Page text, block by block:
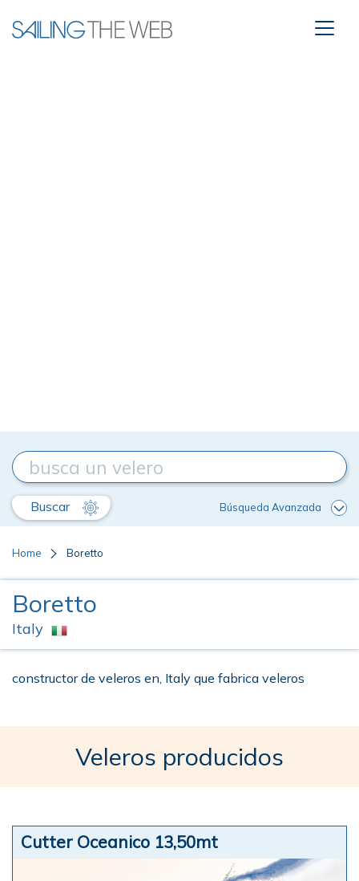
Buscar Búsqueda Avanzada
Home Boretto
Boretto
Italy
constructor de veleros en, Italy que fabrica veleros
Veleros producidos
Cutter Oceanico 13,50mt